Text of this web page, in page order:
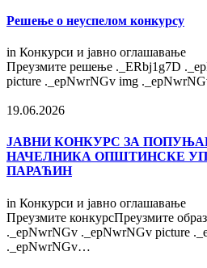
Решење о неуспелом конкурсу
in Конкурси и јавно оглашавање
Преузмите решење ._ERbj1g7D
picture ._epNwrNGv img
19.06.2026
ЈАВНИ КОНКУРС ЗА
НАЧЕЛНИКА ОПШТИНСКЕ
ПАРАЋИН
in Конкурси и јавно оглашавање
Преузмите конкурсПреузмите
._epNwrNGv ._epNwrNGv picture
._epNwrNGv…